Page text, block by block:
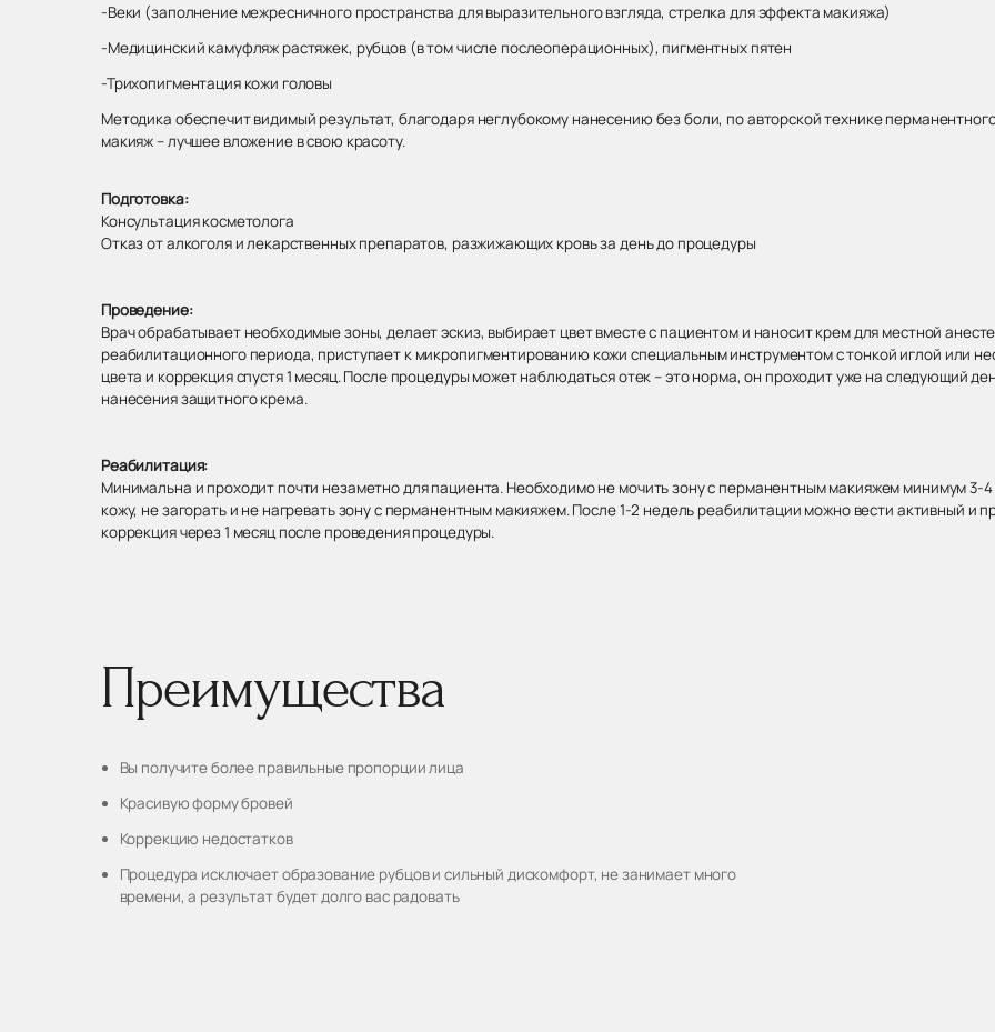
-Веки (заполнение межресничного пространства для выразительного взгляда, стрелка для эффекта макияжа)
-Медицинский камуфляж растяжек, рубцов (в том числе послеоперационных), пигментных пятен
-Трихопигментация кожи головы
Методика обеспечит видимый результат, благодаря неглубокому нанесению без боли, по авторской технике
макияж – лучшее вложение в свою красоту.
Подготовка:
Консультация косметолога
Отказ от алкоголя и лекарственных препаратов, разжижающих кровь за день до процедуры
Проведение:
Врач обрабатывает необходимые зоны, делает эскиз, выбирает цвет вместе с пациентом и наносит крем для местной
реабилитационного периода, приступает к микропигментированию кожи специальным инструментом с тонкой иглой или
цвета и коррекция спустя 1 месяц. После процедуры может наблюдаться отек – это норма, он проходит уже на следующий
нанесения защитного крема.
Реабилитация:
Минимальна и проходит почти незаметно для пациента. Необходимо не мочить зону с перманентным макияжем минимум 3-
кожу, не загорать и не нагревать зону с перманентным макияжем. После 1-2 недель реабилитации можно вести активный и
коррекция через 1 месяц после проведения процедуры.
Преимущества
Вы получите более правильные пропорции лица
Красивую форму бровей
Коррекцию недостатков
Процедура исключает образование рубцов и сильный дискомфорт, не занимает много
времени, а результат будет долго вас радовать